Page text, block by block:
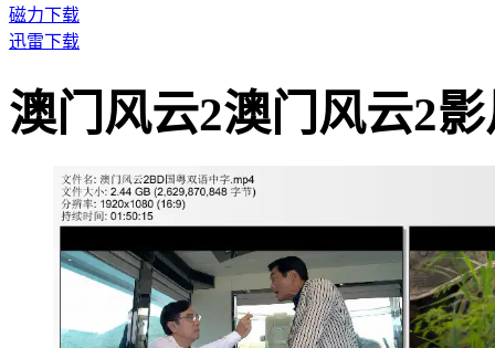
磁力下载
迅雷下载
澳门风云2澳门风云2影